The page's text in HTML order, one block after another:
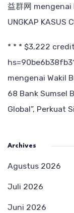
益群网 mengenai
UNGKAP KASUS
* * * $3,222
mengenai Wakil
68 Bank Sumsel
Global”, Perkuat
Archives
Agustus 2026
Juli 2026
Juni 2026